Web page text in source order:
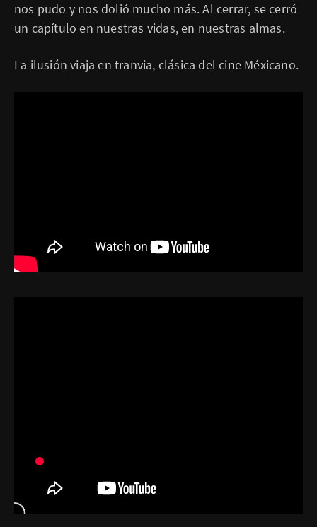
nos pudo y nos dolió mucho más. Al cerrar, se cerró
un capítulo en nuestras vidas, en nuestras almas.
La ilusión viaja en tranvia, clásica del cine Méxicano.